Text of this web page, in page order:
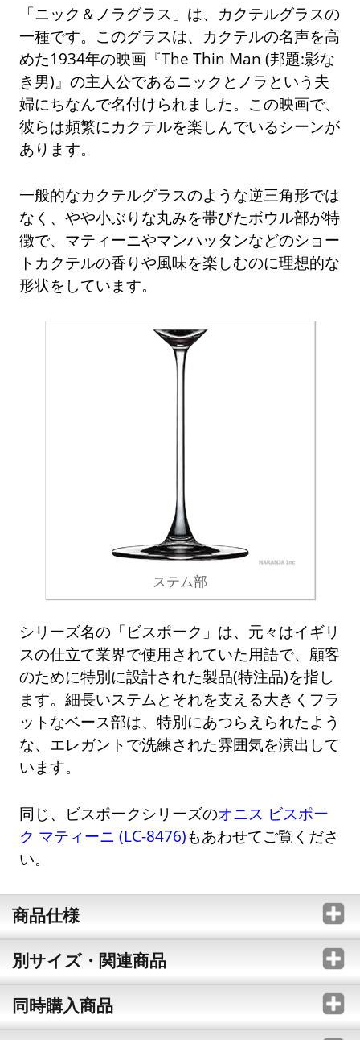
「ニック＆ノラグラス」は、カクテルグラスの
一種です。このグラスは、カクテルの名声を高
めた1934年の映画『The Thin Man (邦題:影な
き男)』の主人公であるニックとノラという夫
婦にちなんで名付けられました。この映画で、
彼らは頻繁にカクテルを楽しんでいるシーンが
あります。
一般的なカクテルグラスのような逆三角形では
なく、やや小ぶりな丸みを帯びたボウル部が特
徴で、マティーニやマンハッタンなどのショー
トカクテルの香りや風味を楽しむのに理想的な
形状をしています。
ステム部
シリーズ名の「ビスポーク」は、元々はイギリ
スの仕立て業界で使用されていた用語で、顧客
のために特別に設計された製品(特注品)を指し
ます。細長いステムとそれを支える大きくフラ
ットなベース部は、特別にあつらえられたよう
な、エレガントで洗練された雰囲気を演出して
います。
同じ、ビスポークシリーズのオニス ビスポー
ク マティーニ (LC-8476)もあわせてご覧くださ
い。
商品仕様
別サイズ・関連商品
同時購入商品